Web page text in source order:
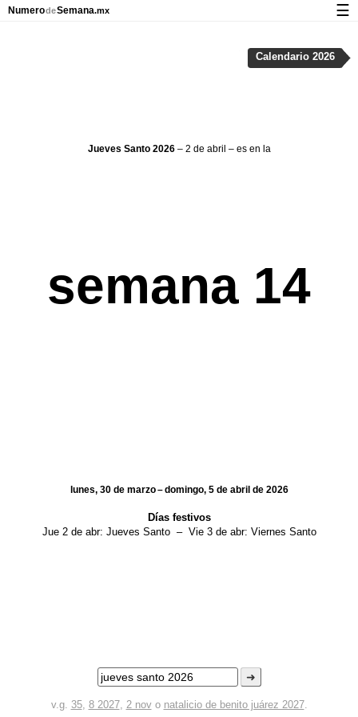
Jueves Santo 2026– 2 de abril – es en la
semana 14
lunes, 30 de marzo – domingo, 5 de abril de 2026
Días festivos
Jue 2 de abr: Jueves Santo– Vie 3 de abr: Viernes Santo
➜
v.g. 35, 8 2027, 2 novo natalicio de benito juárez 2027.
Calendario 2026
NumerodeSemana.mx ☰